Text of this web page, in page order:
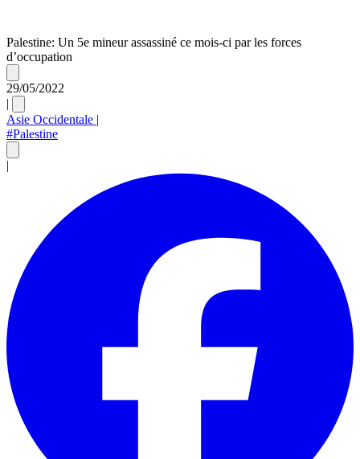
Palestine: Un 5e mineur assassiné ce mois-ci par les forces
d’occupation
29/05/2022
|
Asie Occidentale |
#Palestine
|